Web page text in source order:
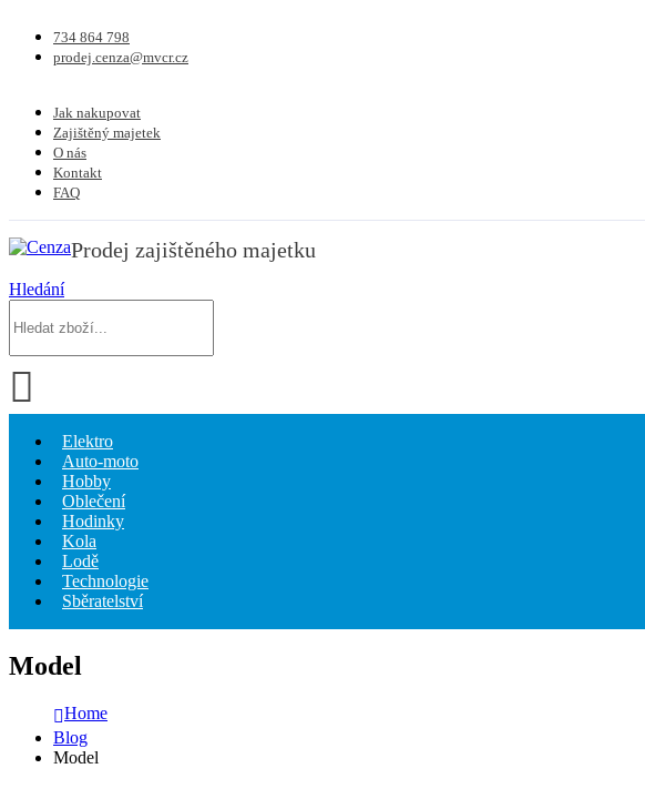
734 864 798
prodej.cenza@mvcr.cz
Jak nakupovat
Zajištěný majetek
O nás
Kontakt
FAQ
Prodej zajištěného majetku
Hledání
Elektro
Auto-moto
Hobby
Oblečení
Hodinky
Kola
Lodě
Technologie
Sběratelství
Model
Home
Blog
Model